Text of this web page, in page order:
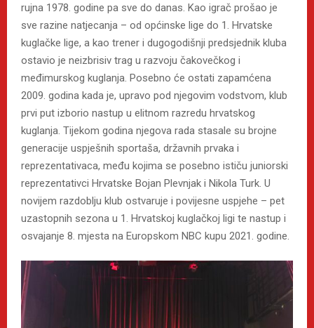
rujna 1978. godine pa sve do danas. Kao igrač prošao je
sve razine natjecanja – od općinske lige do 1. Hrvatske
kuglačke lige, a kao trener i dugogodišnji predsjednik kluba
ostavio je neizbrisiv trag u razvoju čakovečkog i
međimurskog kuglanja. Posebno će ostati zapamćena
2009. godina kada je, upravo pod njegovim vodstvom, klub
prvi put izborio nastup u elitnom razredu hrvatskog
kuglanja. Tijekom godina njegova rada stasale su brojne
generacije uspješnih sportaša, državnih prvaka i
reprezentativaca, među kojima se posebno ističu juniorski
reprezentativci Hrvatske Bojan Plevnjak i Nikola Turk. U
novijem razdoblju klub ostvaruje i povijesne uspjehe – pet
uzastopnih sezona u 1. Hrvatskoj kuglačkoj ligi te nastup i
osvajanje 8. mjesta na Europskom NBC kupu 2021. godine.